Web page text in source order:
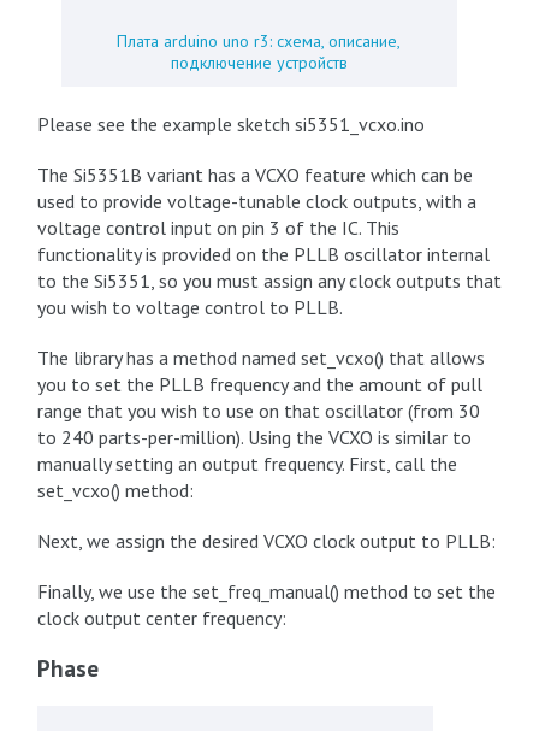
Плата arduino uno r3: схема, описание,
подключение устройств
Please see the example sketch si5351_vcxo.ino
The Si5351B variant has a VCXO feature which can be
used to provide voltage-tunable clock outputs, with a
voltage control input on pin 3 of the IC. This
functionality is provided on the PLLB oscillator internal
to the Si5351, so you must assign any clock outputs that
you wish to voltage control to PLLB.
The library has a method named set_vcxo() that allows
you to set the PLLB frequency and the amount of pull
range that you wish to use on that oscillator (from 30
to 240 parts-per-million). Using the VCXO is similar to
manually setting an output frequency. First, call the
set_vcxo() method:
Next, we assign the desired VCXO clock output to PLLB:
Finally, we use the set_freq_manual() method to set the
clock output center frequency:
Phase